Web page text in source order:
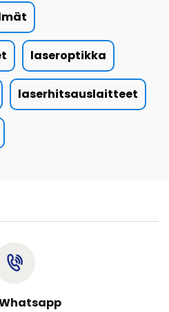
laseroptikka
laserhitsauslaitteet